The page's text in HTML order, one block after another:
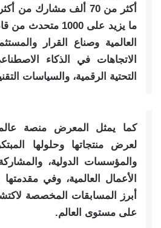
ما يزيد على 1000
العالمية وصناع القرار
الاتجاهات في الذكاء
التحتية الرقمية، والسياسات
كما يمثل المعرض منصة
لعرض منتجاتها وحلولها
والمؤسسات الدولية،
أبرز المسابقات المخصصة
على مستوى العالم.